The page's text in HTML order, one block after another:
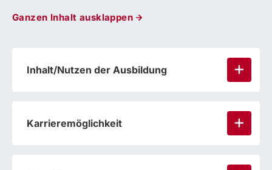
Ganzen Inhalt ausklappen
Inhalt/Nutzen der Ausbildung
Karrieremöglichkeit